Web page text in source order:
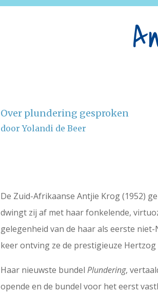
Over plundering gesproken
door Yolandi de Beer
De Zuid-Afrikaanse Antjie Krog (1952)
dwingt zij af met haar fonkelende,
gelegenheid van de haar als eerste
keer ontving ze de prestigieuze Hertzog
Haar nieuwste bundelPlundering,
opende en de bundel voor het eerst